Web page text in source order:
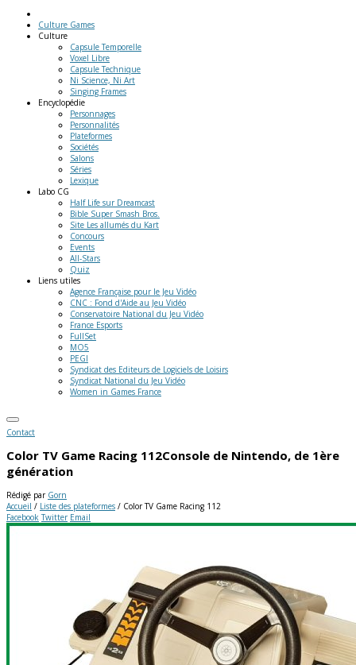
Culture Games
Culture
Capsule Temporelle
Voxel Libre
Capsule Technique
Ni Science, Ni Art
Singing Frames
Encyclopédie
Personnages
Personnalités
Plateformes
Sociétés
Salons
Séries
Lexique
Labo CG
Half Life sur Dreamcast
Bible Super Smash Bros.
Site Les allumés du Kart
Concours
Events
All-Stars
Quiz
Liens utiles
Agence Française pour le Jeu Vidéo
CNC : Fond d'Aide au Jeu Vidéo
Conservatoire National du Jeu Vidéo
France Esports
FullSet
MO5
PEGI
Syndicat des Editeurs de Logiciels de Loisirs
Syndicat National du Jeu Vidéo
Women in Games France
Contact
Color TV Game Racing 112Console de Nintendo, de 1ère
génération
Rédigé par Gorn
Accueil / Liste des plateformes / Color TV Game Racing 112
Facebook Twitter Email